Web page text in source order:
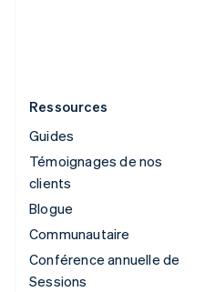
Ressources
Guides
Témoignages de nos
clients
Blogue
Communautaire
Conférence annuelle de
Sessions